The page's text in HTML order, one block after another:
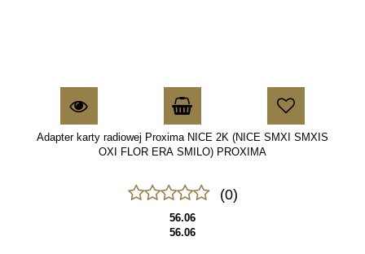
Adapter karty radiowej Proxima NICE 2K (NICE SMXI SMXIS
OXI FLOR ERA SMILO) PROXIMA
(0)
56.06
56.06